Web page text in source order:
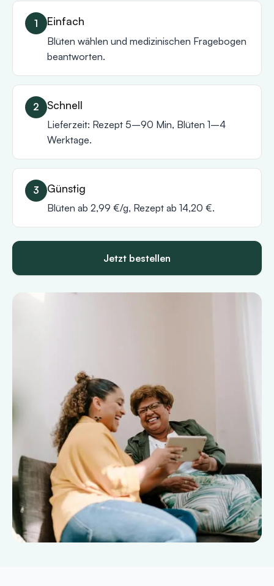
Einfach
Blüten wählen und medizinischen Fragebogen
beantworten.
Schnell
Lieferzeit: Rezept 5–90 Min, Blüten 1–4
Werktage.
Günstig
Blüten ab 2,99 €/g, Rezept ab 14,20 €.
Jetzt bestellen